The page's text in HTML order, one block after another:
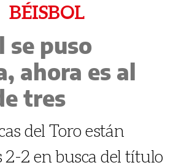
BÉISBOL
se puso
ahora es al
tres
del Toro están
2-2 en busca del título